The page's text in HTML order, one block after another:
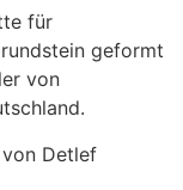
für
geformt
von
Detlef